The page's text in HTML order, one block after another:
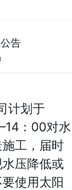
告
计划于
：00对水
工，届时
压降低或
使用太阳